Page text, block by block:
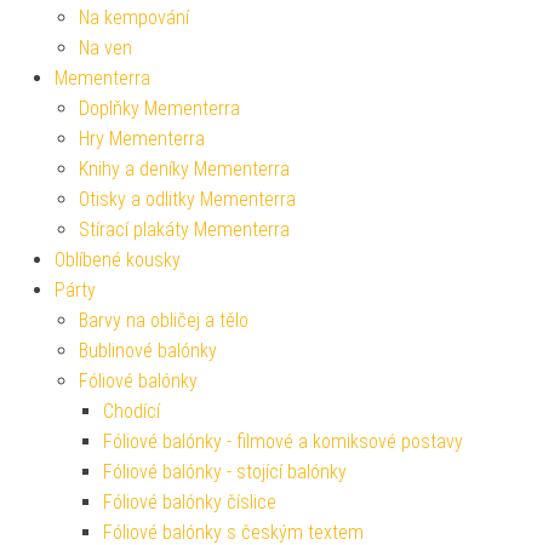
Na kempování
Na ven
Mementerra
Doplňky Mementerra
Hry Mementerra
Knihy a deníky Mementerra
Otisky a odlitky Mementerra
Stírací plakáty Mementerra
Oblíbené kousky
Párty
Barvy na obličej a tělo
Bublinové balónky
Fóliové balónky
Chodící
Fóliové balónky - filmové a komiksové postavy
Fóliové balónky - stojící balónky
Fóliové balónky číslice
Fóliové balónky s českým textem